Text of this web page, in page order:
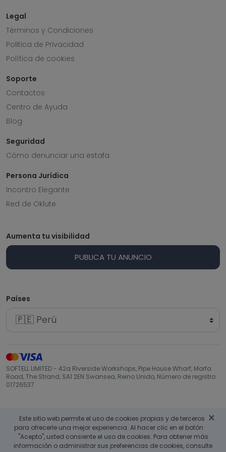
Legal
Términos y Condiciones
Politica de Privacidad
Política de cookies
Soporte
Contactos
Centro de Ayuda
Blog
Seguridad
Cómo denunciar una estafa
Persona Jurídica
Incontro Elegante
Red de Oklute
Aumenta tu visibilidad
PUBLICA TU ANUNCIO
Países
SOFTELL LIMITED - 42a Riverside Workshops, Pipe House Wharf, Morfa
Road, The Strand, SA1 2EN Swansea, Reino Unido, Número de registro:
01726537
×
Este sitio web permite el uso de cookies propias y de terceros
para ofrecerle una mejor experiencia. Al hacer clic en el botón
"Acepto", usted consiente el uso de cookies. Para obtener más
información o administrar sus preferencias de cookies, consulte